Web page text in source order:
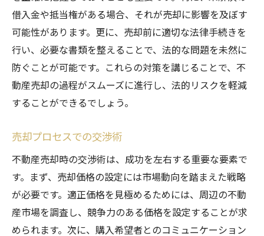
借入金や抵当権がある場合、それが売却に影響を及ぼす
可能性があります。更に、売却前に適切な法律手続きを
行い、必要な書類を整えることで、法的な問題を未然に
防ぐことが可能です。これらの対策を講じることで、不
動産売却の過程がスムーズに進行し、法的リスクを軽減
することができるでしょう。
売却プロセスでの交渉術
不動産売却時の交渉術は、成功を左右する重要な要素で
す。まず、売却価格の設定には市場動向を踏まえた戦略
が必要です。適正価格を見極めるためには、周辺の不動
産市場を調査し、競争力のある価格を設定することが求
められます。次に、購入希望者とのコミュニケーション